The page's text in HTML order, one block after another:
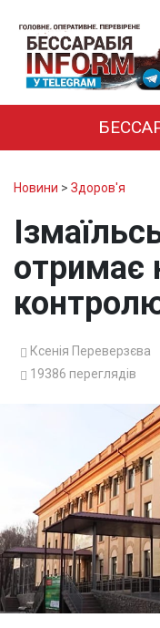
Новини > Здоров'я
отримає
Ксенія Переверзєва
19386 переглядів